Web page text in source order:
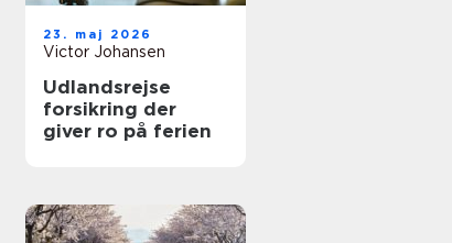
23. maj 2026
Victor Johansen
Udlandsrejse
forsikring der
giver ro på ferien